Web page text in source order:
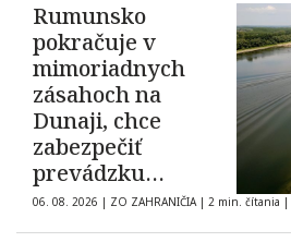
Rumunsko
pokračuje v
mimoriadnych
zásahoch na
Dunaji, chce
zabezpečiť
prevádzku
elektrárne
Cernavodă
06. 08. 2026 | ZO ZAHRANIČIA | 2 min. čítania |